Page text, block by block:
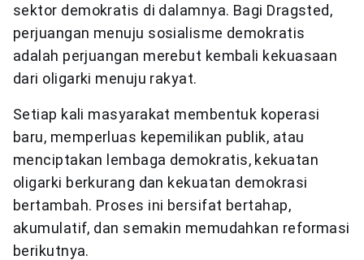
sektor demokratis di dalamnya. Bagi Dragsted,
perjuangan menuju sosialisme demokratis
adalah perjuangan merebut kembali kekuasaan
dari oligarki menuju rakyat.
Setiap kali masyarakat membentuk koperasi
baru, memperluas kepemilikan publik, atau
menciptakan lembaga demokratis, kekuatan
oligarki berkurang dan kekuatan demokrasi
bertambah. Proses ini bersifat bertahap,
akumulatif, dan semakin memudahkan reformasi
berikutnya.